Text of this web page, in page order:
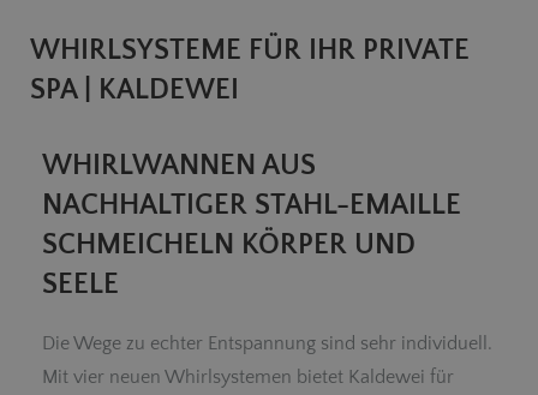
WHIRLSYSTEME FÜR IHR PRIVATE
SPA | KALDEWEI
WHIRLWANNEN AUS
NACHHALTIGER STAHL-EMAILLE
SCHMEICHELN KÖRPER UND
SEELE
Die Wege zu echter Entspannung sind sehr individuell.
Mit vier neuen Whirlsystemen bietet Kaldewei für